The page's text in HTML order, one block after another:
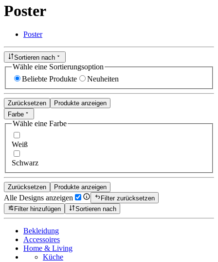
Poster
Poster
Sortieren nach
Wähle eine Sortierungsoption
Beliebte Produkte
Neuheiten
Zurücksetzen
Produkte anzeigen
Farbe
Wähle eine Farbe
Weiß
Schwarz
Zurücksetzen Produkte anzeigen
Alle Designs anzeigen
Filter zurücksetzen
Filter hinzufügen
Sortieren nach
Bekleidung
Accessoires
Home & Living
Küche